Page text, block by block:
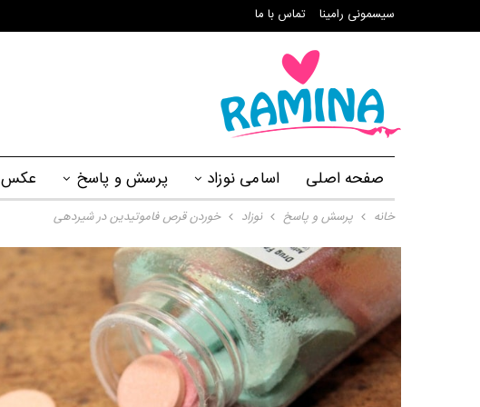
سیسمونی رامینا تماس با ما
صفحه اصلی اسامی نوزاد پرسش و پاسخ عکس
خانه پرسش و پاسخ نوزاد خوردن قرص فاموتیدین در شیردهی